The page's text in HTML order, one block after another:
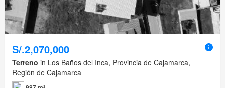
S/.2,070,000
Terreno in Los Baños del Inca, Provincia de Cajamarca,
Región de Cajamarca